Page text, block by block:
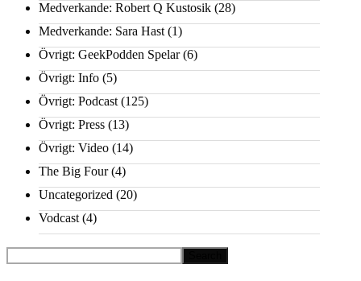
Medverkande: Robert Q Kustosik (28)
Medverkande: Sara Hast (1)
Övrigt: GeekPodden Spelar(6)
Övrigt: Info (5)
Övrigt: Podcast (125)
Övrigt: Press (13)
Övrigt: Video (14)
The Big Four(4)
Uncategorized (20)
Vodcast (4)